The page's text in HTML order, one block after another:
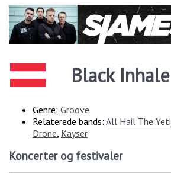
Black Inhale
Genre: Groove
Relaterede bands: All Hail The Yeti
Drone Kayser
Koncerter og festivaler